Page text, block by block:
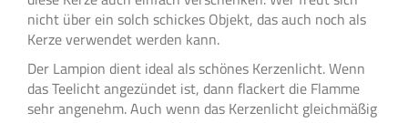
nicht über ein solch schickes Objekt, das auch noch als
Kerze verwendet werden kann.
Der Lampion dient ideal als schönes Kerzenlicht. Wenn
das Teelicht angezündet ist, dann flackert die Flamme
sehr angenehm. Auch wenn das Kerzenlicht gleichmäßig